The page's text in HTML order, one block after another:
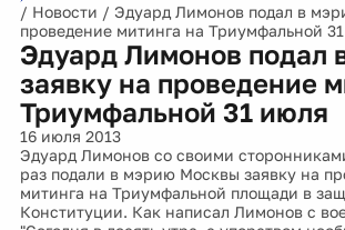
/ Новости / Эдуард Лимонов подал в
проведение митинга на Триумфальной
Эдуард Лимонов подал
заявку на проведение
Триумфальной 31 июля
16 июля 2013
Эдуард Лимонов со своими
раз подали в мэрию Москвы заявку на
митинга на Триумфальной площади в
Конституции. Как написал Лимонов с